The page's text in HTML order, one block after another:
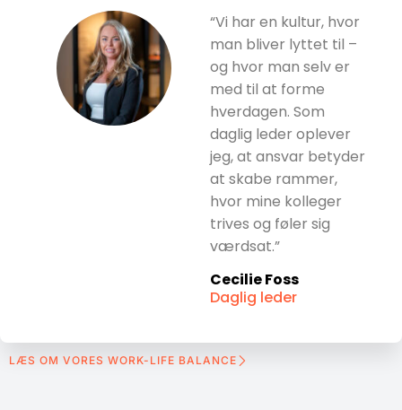
“Vi har en kultur, hvor
man bliver lyttet til –
og hvor man selv er
med til at forme
hverdagen. Som
daglig leder oplever
jeg, at ansvar betyder
at skabe rammer,
hvor mine kolleger
trives og føler sig
værdsat.”
Cecilie Foss
Daglig leder
LÆS OM VORES WORK-LIFE BALANCE